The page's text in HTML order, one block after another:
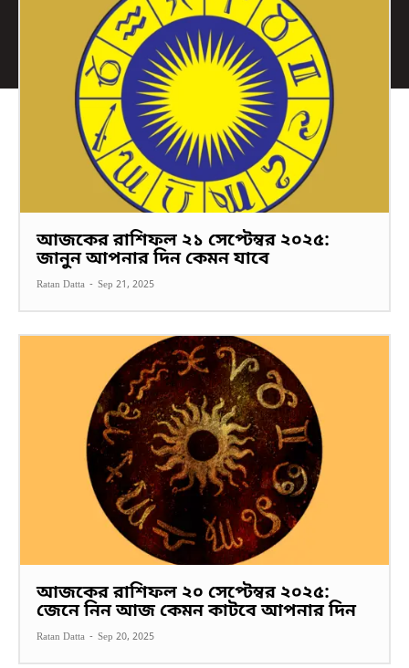
আজকের রাশিফল ২১ সেপ্টেম্বর ২০২৫:
জানুন আপনার দিন কেমন যাবে
Ratan Datta - Sep 21, 2025
আজকের রাশিফল ২০ সেপ্টেম্বর ২০২৫:
জেনে নিন আজ কেমন কাটবে আপনার দিন
Ratan Datta - Sep 20, 2025